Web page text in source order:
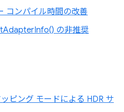
コンパイル時間の改善
の非推奨
ピング モードによる HDR サ